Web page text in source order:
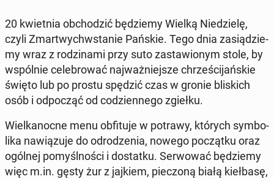
20 kwiet­nia ob­cho­dzić bę­dzie­my Wielką Nie­dzie­lę,
czyli Zmar­twych­wsta­nie Pańskie. Tego dnia za­sią­dzie­
my wraz z ro­dzi­na­mi przy suto za­sta­wio­nym stole, by
wspól­nie ce­le­bro­wać naj­waż­niej­sze chrze­ści­jań­skie
święto lub po prostu spędzić czas w gronie bli­skich
osób i od­po­cząć od co­dzien­ne­go zgiełku.
Wiel­ka­noc­ne menu ob­fi­tu­je w potrawy, których sym­bo­
li­ka na­wią­zu­je do od­ro­dze­nia, nowego po­cząt­ku oraz
ogólnej po­myśl­no­ści i do­stat­ku. Ser­wo­wać bę­dzie­my
więc m.in. gęsty żur z jajkiem, pie­czo­ną białą kieł­ba­sę,